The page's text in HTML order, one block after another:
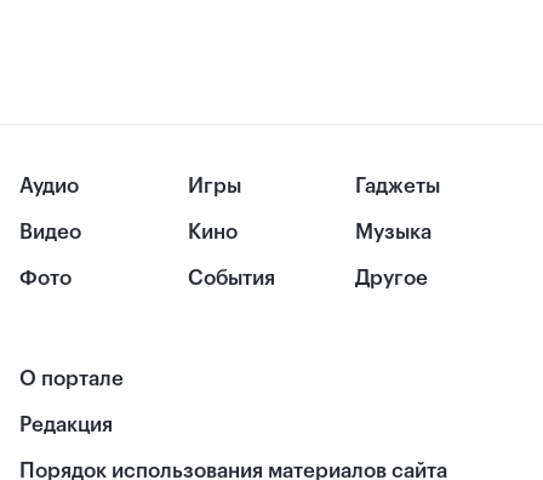
Аудио
Видео
Фото
Игры
Кино
События
Гаджеты
Музыка
Другое
О портале
Редакция
Порядок использования материалов сайта